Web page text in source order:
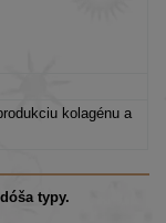
kolagénu a
typy.